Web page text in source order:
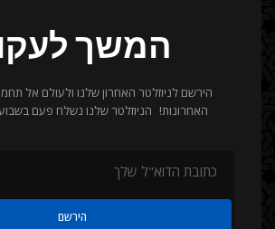
המשך
הירשם לניוזלטר האחרון שלנו ולעולם אל
האחרונות! הניוזלטר שלנו נשלח פעם
הירשם